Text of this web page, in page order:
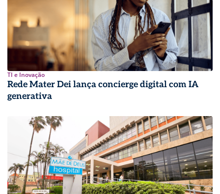
TI e Inovação
Rede Mater Dei lança concierge digital com IA
generativa